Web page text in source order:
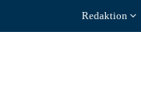
Redaktion